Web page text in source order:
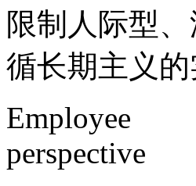
限制人际型
循长期主义的
Employee
perspective